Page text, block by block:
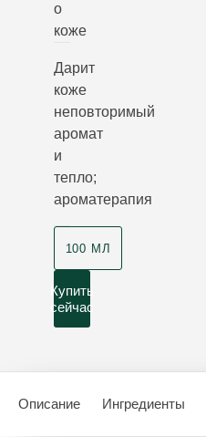
о
коже
Дарит
коже
неповторимый
аромат
и
тепло;
ароматерапия
100 МЛ
Купить
сейчас
Описание Ингредиенты